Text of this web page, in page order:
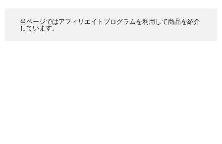
当ページではアフィリエイトプログラムを利用して商品を紹介
しています。